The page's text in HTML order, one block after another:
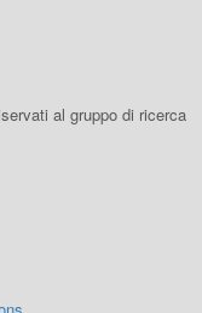
al gruppo di ricerca